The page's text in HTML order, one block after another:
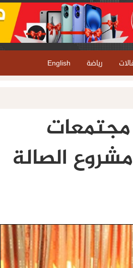
رياضة English
الصالة